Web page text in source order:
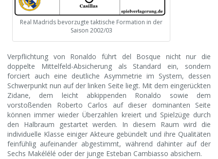
Real Madrids bevorzugte taktische Formation in der
Saison 2002/03
Verpflichtung von Ronaldo führt del Bosque nicht nur die
doppelte Mittelfeld-Absicherung als Standard ein, sondern
forciert auch eine deutliche Asymmetrie im System, dessen
Schwerpunkt nun auf der linken Seite liegt. Mit dem eingerückten
Zidane, dem leicht abkippenden Ronaldo sowie dem
vorstoßenden Roberto Carlos auf dieser dominanten Seite
können immer wieder Überzahlen kreiert und Spielzüge durch
den Halbraum gestartet werden. In diesem Raum wird die
individuelle Klasse einiger Akteure gebündelt und ihre Qualitäten
feinfühlig aufeinander abgestimmt, während dahinter auf der
Sechs Makélélé oder der junge Esteban Cambiasso absichern.